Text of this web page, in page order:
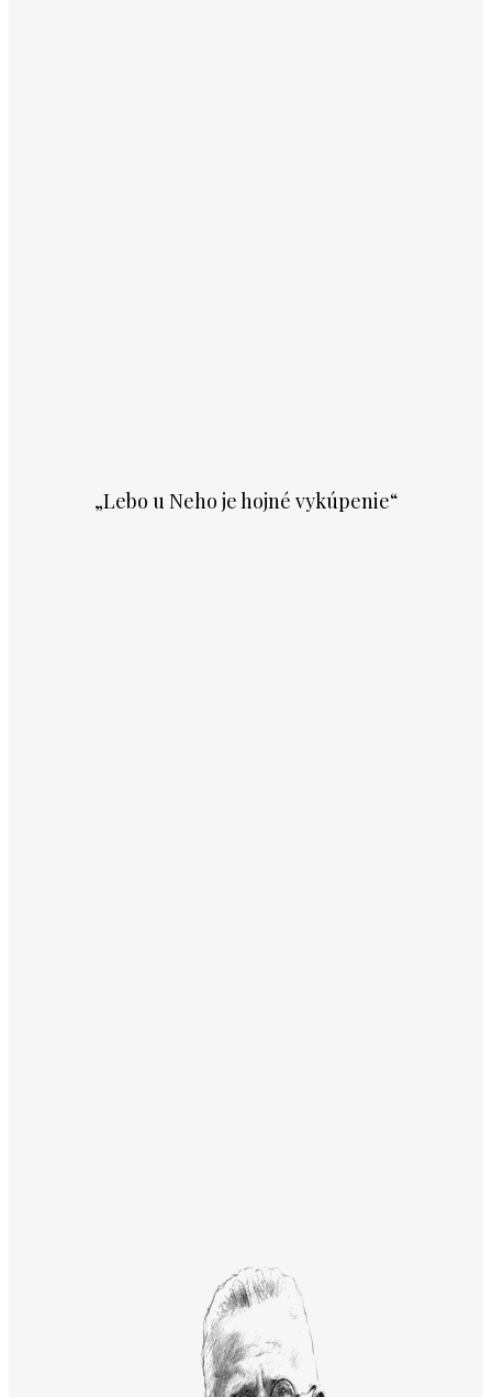
„Lebo u Neho je hojné vykúpenie“